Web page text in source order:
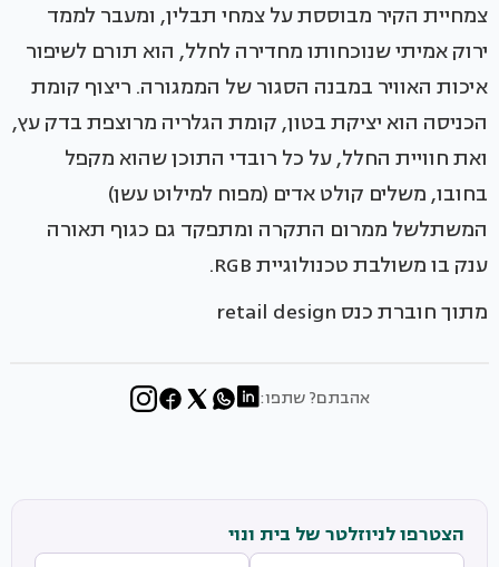
צמחיית הקיר מבוססת על צמחי תבלין, ומעבר לממד
ירוק אמיתי שנוכחותו מחדירה לחלל, הוא תורם לשיפור
איכות האוויר במבנה הסגור של הממגורה. ריצוף קומת
הכניסה הוא יציקת בטון, קומת הגלריה מרוצפת בדק עץ,
ואת חוויית החלל, על כל רובדי התוכן שהוא מקפל
בחובו, משלים קולט אדים (מפוח למילוט עשן)
המשתלשל ממרום התקרה ומתפקד גם כגוף תאורה
ענק בו משולבת טכנולוגיית RGB.
מתוך חוברת כנס retail design
אהבתם? שתפו:
הצטרפו לניוזלטר של בית ונוי